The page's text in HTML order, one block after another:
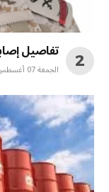
تفاصيل إصابة 11 مدنياً في اعتداءات حوثية
الجمعة 07 أغسطس 3:21 ص